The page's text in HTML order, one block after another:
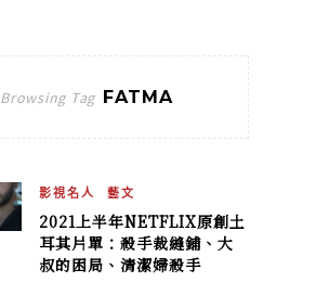
Browsing Tag FATMA
影視名人 藝文
2021上半年NETFLIX原創土
耳其片單：殺手裁縫鋪、大
叔的困局、清潔婦殺手